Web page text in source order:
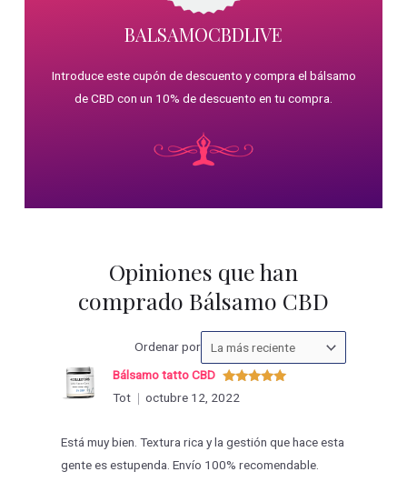
BALSAMOCBDLIVE
Introduce este cupón de descuento y compra el bálsamo
de CBD con un 10% de descuento en tu compra.
Opiniones que han
comprado Bálsamo CBD
Ordenar porOrdenar
las
Valorado
con
Bálsamo tatto CBD
Tot
octubre 12, 2022
Está muy bien. Textura rica y la gestión que hace esta
gente es estupenda. Envío 100% recomendable.